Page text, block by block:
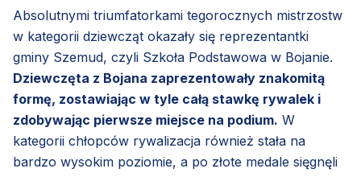
Absolutnymi triumfatorkami tegorocznych mistrzostw
w kategorii dziewcząt okazały się reprezentantki
gminy Szemud, czyli Szkoła Podstawowa w Bojanie.
Dziewczęta z Bojana zaprezentowały znakomitą
formę, zostawiając w tyle całą stawkę rywalek i
zdobywając pierwsze miejsce na podium. W
kategorii chłopców rywalizacja również stała na
bardzo wysokim poziomie, a po złote medale sięgnęli